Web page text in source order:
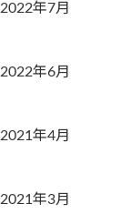
2022年7月
2022年6月
2021年4月
2021年3月